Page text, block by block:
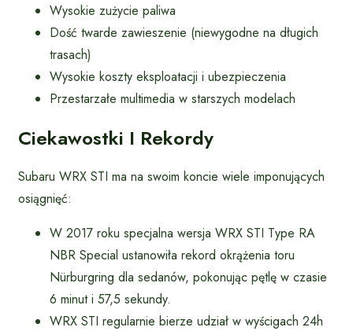
Wysokie zużycie paliwa
Dość twarde zawieszenie (niewygodne na długich
trasach)
Wysokie koszty eksploatacji i ubezpieczenia
Przestarzałe multimedia w starszych modelach
Ciekawostki I Rekordy
Subaru WRX STI ma na swoim koncie wiele imponujących
osiągnięć:
W 2017 roku specjalna wersja WRX STI Type RA
NBR Special ustanowiła rekord okrążenia toru
Nürburgring dla sedanów, pokonując pętlę w czasie
6 minut i 57,5 sekundy.
WRX STI regularnie bierze udział w wyścigach 24h